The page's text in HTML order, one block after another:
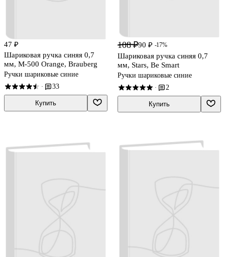
47 ₽
Шариковая ручка синяя 0,7
мм, M-500 Orange, Brauberg
Ручки шариковые синие
· 33
Купить
108 ₽90 ₽ -17%
Шариковая ручка синяя 0,7
мм, Stars, Be Smart
Ручки шариковые синие
· 2
Купить